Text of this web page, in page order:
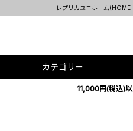
レプリカユニホーム
カテゴリー
11,000円(税込)